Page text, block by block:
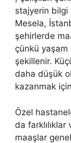
stajyerin bilgi
Mesela,
şehirlerde
çünkü
şekillenir.
daha düşük
kazanmak
Özel
da farklılıklar
maaşlar